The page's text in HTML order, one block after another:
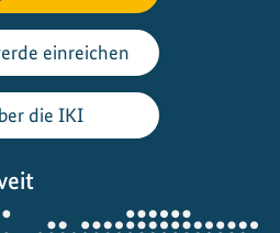
r
b
i
o
l
o
s
einreichen
die IKI